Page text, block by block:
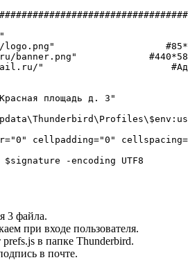
logo.png"
#440*58px
"                       #Адрес
площадь д. 3"
cellpadding="0"
-encoding UTF8
3 файла.
при входе пользователя.
в папке Thunderbird.
в почте.